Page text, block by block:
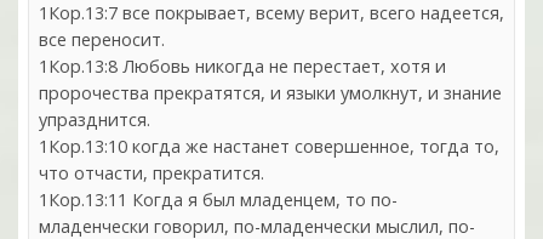
1Кор.13:7 все покрывает, всему верит, всего надеется,
все переносит.
1Кор.13:8 Любовь никогда не перестает, хотя и
пророчества прекратятся, и языки умолкнут, и знание
упразднится.
1Кор.13:10 когда же настанет совершенное, тогда то,
что отчасти, прекратится.
1Кор.13:11 Когда я был младенцем, то по-
младенчески говорил, по-младенчески мыслил, по-